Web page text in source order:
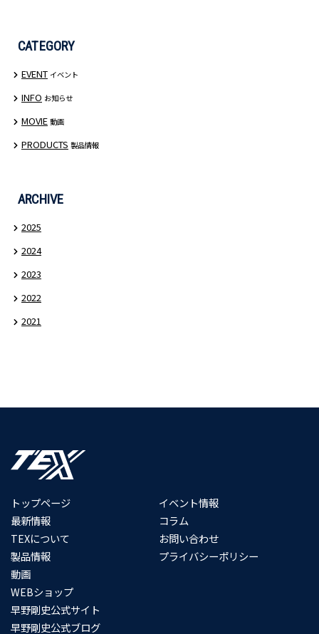
CATEGORY
EVENT イベント
INFO お知らせ
MOVIE 動画
PRODUCTS 製品情報
ARCHIVE
2025
2024
2023
2022
2021
トップページ
最新情報
TEXについて
製品情報
動画
イベント情報
コラム
お問い合わせ
プライバシーポリシー
WEBショップ
早野剛史公式サイト
早野剛史公式ブログ